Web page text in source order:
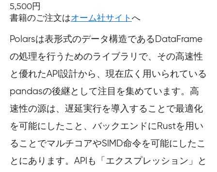
5,500円
書籍のご注文はオーム社サイトへ
Polarsは表形式のデータ構造であるDataFrame
の処理を行うためのライブラリで、その高速性
と優れたAPI設計から、現在広く用いられている
pandasの後継として注目を集めています。高
速性の源は、遅延実行を導入することで最適化
を可能にしたこと、バックエンドにRustを用い
ることでマルチコアやSIMD命令を可能にしたこ
とにあります。APIも「エクスプレッション」と